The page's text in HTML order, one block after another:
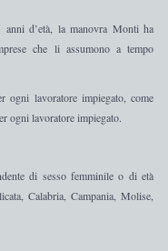
d’età , la manovra Monti ha
che li assumono a tempo
ogni lavoratore impiegato, come
ogni lavoratore impiegato.
di sesso femminile o di età
Calabria, Campania, Molise,